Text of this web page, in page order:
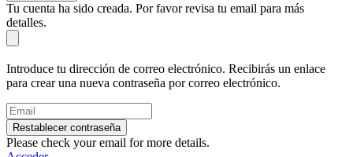
Tu cuenta ha sido creada. Por favor revisa tu email para más
detalles.
Introduce tu dirección de correo electrónico. Recibirás un enlace
para crear una nueva contraseña por correo electrónico.
Restablecer contraseña
Please check your email for more details.